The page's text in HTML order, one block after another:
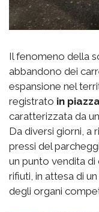
Il fenomeno della
abbandono dei
espansione nel
registrato in
caratterizzata da
Da diversi giorni, a
pressi del
un punto vendita
rifiuti, in attesa di
degli organi